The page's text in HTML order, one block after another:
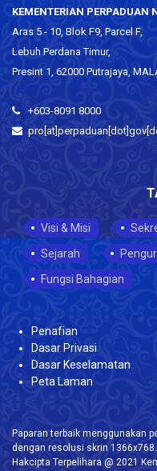
KEMENTERIAN PERPADUAN
Aras 5 - 10, Blok F9, Parcel F,
Lebuh Perdana Timur,
Presint 1, 62000 Putrajaya,
+603-8091 8000
Visi & Misi
Sejarah
Fungsi Bahagian
Penafian
Dasar Privasi
Dasar Keselamatan
Peta Laman
Paparan terbaik menggunakan
dengan resolusi skrin 1366x768.
Hakcipta Terpelihara @ 2021